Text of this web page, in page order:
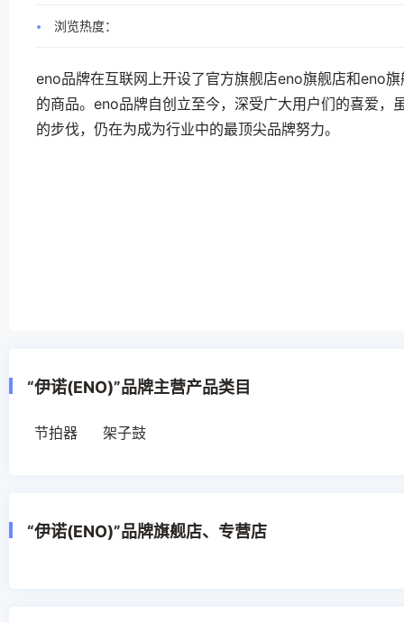
浏览热度：
eno品牌在互联网上开设了官方旗舰店eno旗舰店和eno
的商品。eno品牌自创立至今，深受广大用户们的喜爱
的步伐，仍在为成为行业中的最顶尖品牌努力。
“伊诺(ENO)”品牌主营产品类目
节拍器 架子鼓
“伊诺(ENO)”品牌旗舰店、专营店